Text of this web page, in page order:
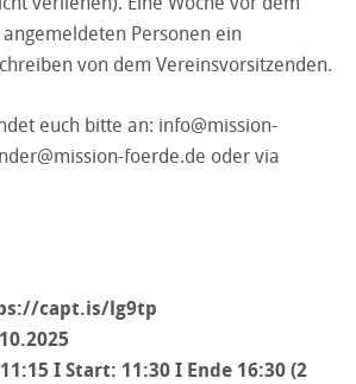
Personen ein
von dem Vereinsvorsitzenden.
euch bitte an: info@mission-
foerde.de oder via
capt.is/lg9tp
I Start: 11:30 I Ende 16:30 (2